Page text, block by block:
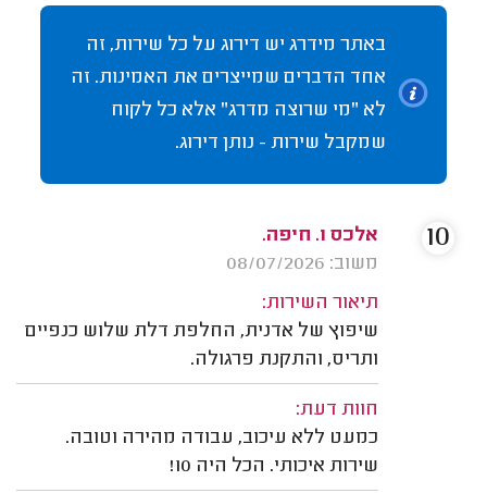
באתר מידרג יש דירוג על כל שירות, זה
אחד הדברים שמייצרים את האמינות. זה
לא "מי שרוצה מדרג" אלא כל לקוח
שמקבל שירות - נותן דירוג.
אלכס ו. חיפה.
משוב: 08/07/2026
תיאור השירות:
שיפוץ של אדנית, החלפת דלת שלוש כנפיים
ותריס, והתקנת פרגולה.
חוות דעת:
כמעט ללא עיכוב, עבודה מהירה וטובה.
שירות איכותי. הכל היה 10!
10